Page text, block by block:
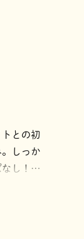
との初
しっか
し！
カッ